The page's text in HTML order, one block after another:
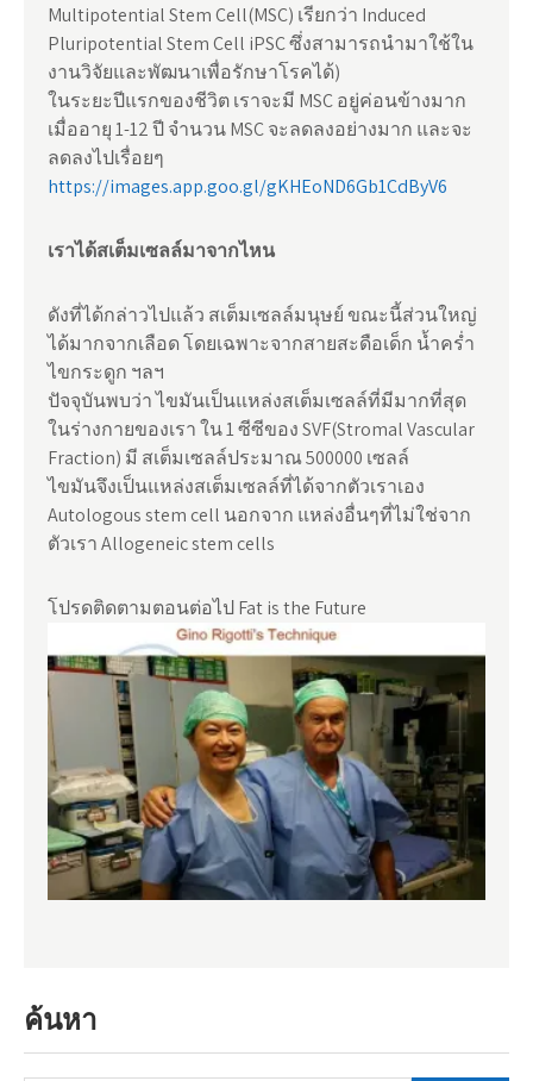
Multipotential Stem Cell(MSC) เรียกว่า Induced
Pluripotential Stem Cell iPSC ซึ่งสามารถนำมาใช้ใน
งานวิจัยและพัฒนาเพื่อรักษาโรคได้)
ในระยะปีแรกของชีวิต เราจะมี MSC อยู่ค่อนข้างมาก
เมื่ออายุ 1-12 ปี จำนวน MSC จะลดลงอย่างมาก และจะ
ลดลงไปเรื่อยๆ
https://images.app.goo.gl/gKHEoND6Gb1CdByV6
เราได้สเต็มเซลล์มาจากไหน
ดังที่ได้กล่าวไปแล้ว สเต็มเซลล์มนุษย์ ขณะนี้ส่วนใหญ่
ได้มากจากเลือด โดยเฉพาะจากสายสะดือเด็ก น้ำคร่ำ
ไขกระดูก ฯลฯ
ปัจจุบันพบว่า ไขมันเป็นแหล่งสเต็มเซลล์ที่มีมากที่สุด
ในร่างกายของเรา ใน 1 ซีซีของ SVF(Stromal Vascular
Fraction) มี สเต็มเซลล์ประมาณ 500000 เซลล์
ไขมันจึงเป็นแหล่งสเต็มเซลล์ที่ได้จากตัวเราเอง
Autologous stem cell นอกจาก แหล่งอื่นๆที่ไม่ใช่จาก
ตัวเรา Allogeneic stem cells
โปรดติดตามตอนต่อไป Fat is the Future
ค้นหา